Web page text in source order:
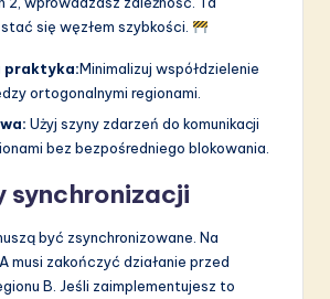
się węzłem szybkości.
praktyka:Minimalizuj współdzielenie
ortogonalnymi regionami.
Użyj szyny zdarzeń do komunikacji
bez bezpośredniego blokowania.
synchronizacji
być zsynchronizowane. Na
musi zakończyć działanie przed
B. Jeśli zaimplementujesz to